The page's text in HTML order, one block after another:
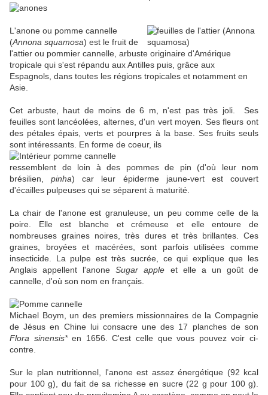
L'anone ou pomme cannelle
(Annona squamosa) est le fruit de
l'attier ou pommier cannelle, arbuste originaire d'Amérique
tropicale qui s'est répandu aux Antilles puis, grâce aux
Espagnols, dans toutes les régions tropicales et notamment en
Asie.
Cet arbuste, haut de moins de 6 m, n'est pas très joli. Ses
feuilles sont lancéolées, alternes, d'un vert moyen. Ses fleurs ont
des pétales épais, verts et pourpres à la base. Ses fruits seuls
sont intéressants. En forme de coeur, ils
ressemblent de loin à des pommes de pin (d'où leur nom
brésilien,pinha) car leur épiderme jaune-vert est couvert
d'écailles pulpeuses qui se séparent à maturité.
La chair de l'anone est granuleuse, un peu comme celle de la
poire. Elle est blanche et crémeuse et elle entoure de
nombreuses graines noires, très dures et très brillantes. Ces
graines, broyées et macérées, sont parfois utilisées comme
insecticide. La pulpe est très sucrée, ce qui explique que les
Anglais appellent l'anoneSugar apple et elle a un goût de
cannelle, d'où son nom en français.
Michael Boym, un des premiers missionnaires de la Compagnie
de Jésus en Chine lui consacre une des 17 planches de son
Flora sinensis*en 1656. C'est celle que vous pouvez voir ci-
contre.
Sur le plan nutritionnel, l'anone est assez énergétique (92 kcal
pour 100 g), du fait de sa richesse en sucre (22 g pour 100 g).